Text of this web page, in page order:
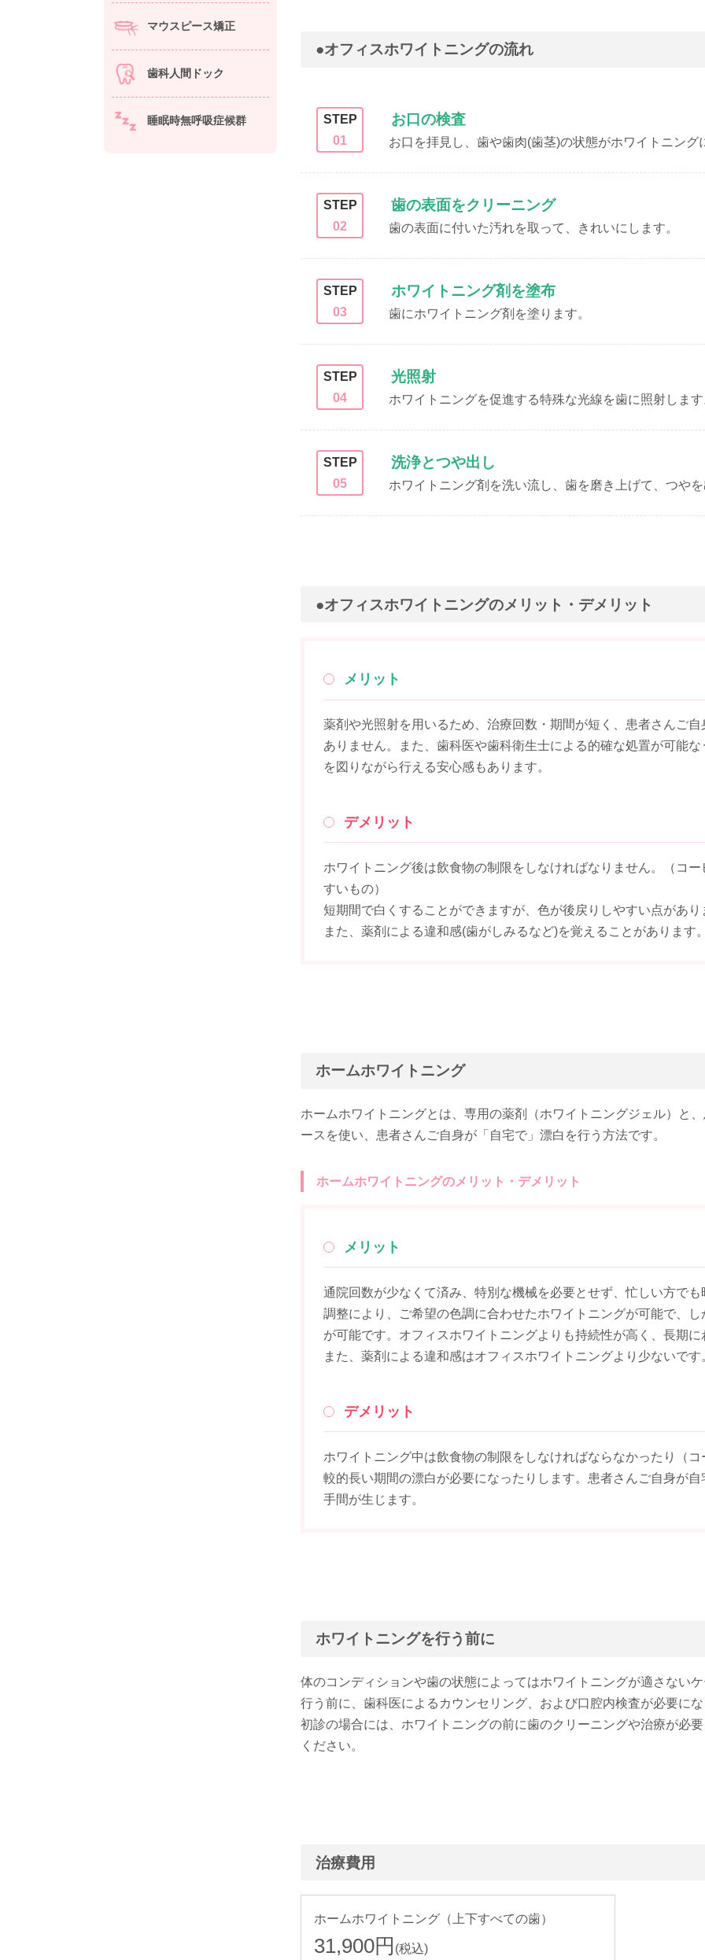
●オフィスホワイトニングの流れ
STEP
01
お口の検査
お口を拝見し、歯や歯肉(歯茎)の状態がホワイトニング
STEP
02
歯の表面をクリーニング
歯の表面に付いた汚れを取って、きれいにします。
STEP
03
ホワイトニング剤を塗布
歯にホワイトニング剤を塗ります。
STEP
04
光照射
ホワイトニングを促進する特殊な光線を歯に照射します
STEP
05
洗浄とつや出し
ホワイトニング剤を洗い流し、歯を磨き上げて、つやを
●オフィスホワイトニングのメリット・デメリット
メリット
薬剤や光照射を用いるため、治療回数・期間が短く、患者さんご
ありません。また、歯科医や歯科衛生士による的確な処置が可能
を図りながら行える安心感もあります。
デメリット
ホワイトニング後は飲食物の制限をしなければなりません。（コ
すいもの）
短期間で白くすることができますが、色が後戻りしやすい点があり
また、薬剤による違和感(歯がしみるなど)を覚えることがあります。
ホームホワイトニング
ホームホワイトニングとは、専用の薬剤（ホワイトニングジェル）と
ースを使い、患者さんご自身が「自宅で」漂白を行う方法です。
ホームホワイトニングのメリット・デメリット
メリット
通院回数が少なくて済み、特別な機械を必要とせず、忙しい方でも
調整により、ご希望の色調に合わせたホワイトニングが可能で、
が可能です。オフィスホワイトニングよりも持続性が高く、長期に
また、薬剤による違和感はオフィスホワイトニングより少ないです
デメリット
ホワイトニング中は飲食物の制限をしなければならなかったり（
較的長い期間の漂白が必要になったりします。患者さんご自身が
手間が生じます。
ホワイトニングを行う前に
体のコンディションや歯の状態によってはホワイトニングが適さない
行う前に、歯科医によるカウンセリング、および口腔内検査が必要にな
初診の場合には、ホワイトニングの前に歯のクリーニングや治療が必
ください。
治療費用
ホームホワイトニング（上下すべての歯）
31,900円 (税込)
マウスピース矯正
歯科人間ドック
睡眠時無呼吸症候群